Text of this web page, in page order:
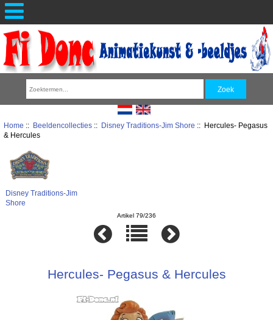
Home :: Beeldencollecties:: Disney Traditions-Jim Shore :: Hercules- Pegasus
& Hercules
Disney Traditions-Jim
Shore
Artikel 79/236
Hercules- Pegasus & Hercules